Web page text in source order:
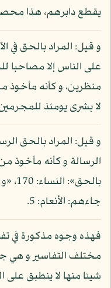
يقطع دابرهم، هذا
و قيل: المراد بالحق في
على الناس إلا مصاحبا
منظرين، و كأنه مأخوذ
لا بشرى يومئذ
و قيل: المراد بالحق
الرسالة و كأنه مأخوذ
جاءهم: الأنعام: 5.
فهذه وجوه مذكورة في
مختلف التفاسير و هي
شيئا منها لا ينطبق